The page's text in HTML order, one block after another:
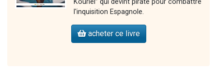
Kouriel” qui devint pirate pour combattre
l'inquisition Espagnole.
acheter ce livre